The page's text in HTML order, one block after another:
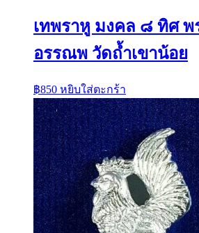
เทพราหู มงคล ๘ ทิศ พ
อรรณพ วัดถ้ำเขาน้อย
฿850 หยิบใส่ตะกร้า